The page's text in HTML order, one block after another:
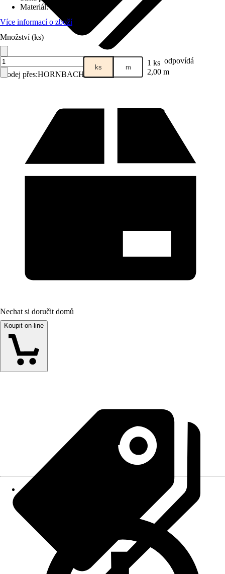
Prodej přes:HORNBACH
Materiál:
Více informací o zboží
Množství (ks)
ks m 1 ks odpovídá
2,00 m
Nechat si doručit domů
Koupit on-line